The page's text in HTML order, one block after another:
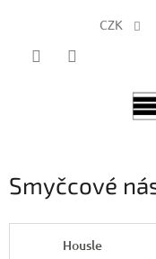
CZK
Smyčcové
Housle